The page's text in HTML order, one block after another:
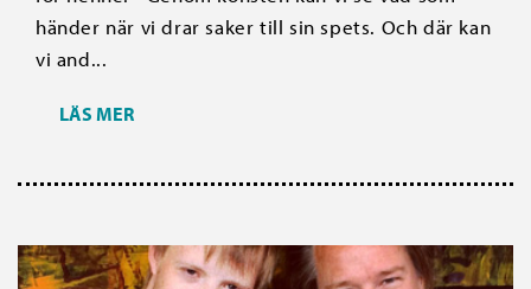
händer när vi drar saker till sin spets. Och där kan
vi and...
LÄS MER